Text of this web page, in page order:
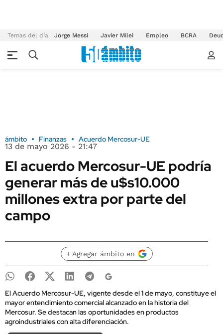
Temas del día Jorge Messi Javier Milei Empleo BCRA
ámbito Finanzas Acuerdo Mercosur-UE
13 de mayo 2026 - 21:47
El acuerdo Mercosur-UE podría
generar más de u$s10.000
millones extra por parte del
campo
+ Agregar ámbito en
El Acuerdo Mercosur-UE, vigente desde el 1 de mayo, constituye el
mayor entendimiento comercial alcanzado en la historia del
Mercosur. Se destacan las oportunidades en productos
agroindustriales con alta diferenciación.